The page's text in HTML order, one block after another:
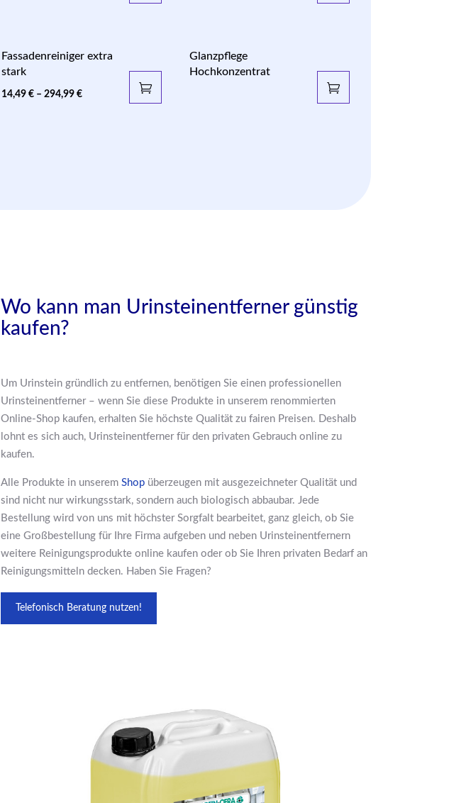
Fassadenreiniger extra
stark
14,49€ –294,99€
Glanzpflege
Hochkonzentrat
Wo kann man Urinsteinentferner günstig
kaufen?
Um Urinstein gründlich zu entfernen, benötigen Sie einen professionellen
Urinsteinentferner – wenn Sie diese Produkte in unserem renommierten
Online-Shop kaufen, erhalten Sie höchste Qualität zu fairen Preisen. Deshalb
lohnt es sich auch, Urinsteinentferner für den privaten Gebrauch online zu
kaufen.
Alle Produkte in unseremShop überzeugen mit ausgezeichneter Qualität und
sind nicht nur wirkungsstark, sondern auch biologisch abbaubar. Jede
Bestellung wird von uns mit höchster Sorgfalt bearbeitet, ganz gleich, ob Sie
eine Großbestellung für Ihre Firma aufgeben und neben Urinsteinentfernern
weitere Reinigungsprodukte online kaufen oder ob Sie Ihren privaten Bedarf an
Reinigungsmitteln decken. Haben Sie Fragen?
Telefonisch Beratung nutzen!